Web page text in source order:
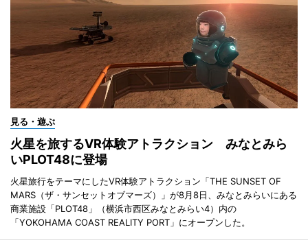
見る・遊ぶ
火星を旅するVR体験アトラクション みなとみら
いPLOT48に登場
火星旅行をテーマにしたVR体験アトラクション「THE SUNSET OF
MARS（ザ・サンセットオブマーズ）」が8月8日、みなとみらいにある
商業施設「PLOT48」（横浜市西区みなとみらい4）内の
「YOKOHAMA COAST REALITY PORT」にオープンした。